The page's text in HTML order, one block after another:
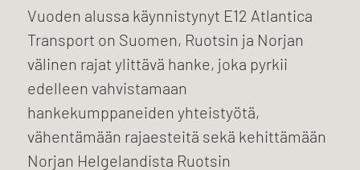
Vuoden alussa käynnistynyt E12 Atlantica
Transport on Suomen, Ruotsin ja Norjan
välinen rajat ylittävä hanke, joka pyrkii
edelleen vahvistamaan
hankekumppaneiden yhteistyötä,
vähentämään rajaesteitä sekä kehittämään
Norjan Helgelandista Ruotsin